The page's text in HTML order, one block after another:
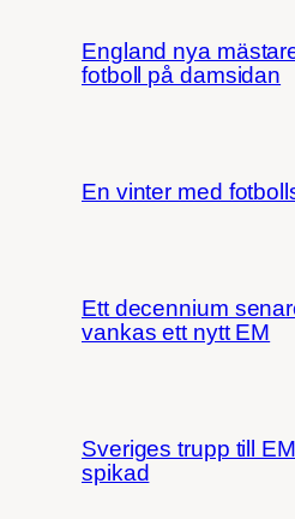
England nya
fotboll på damsidan
En vinter med
Ett decennium
vankas ett nytt EM
Sveriges trupp till
spikad